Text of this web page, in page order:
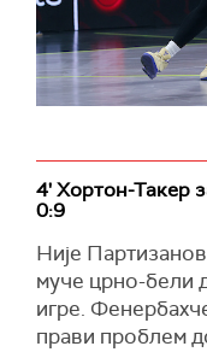
4' Хортон-Такер
0:9
Није
муче црно-бели
игре.
прави проблем